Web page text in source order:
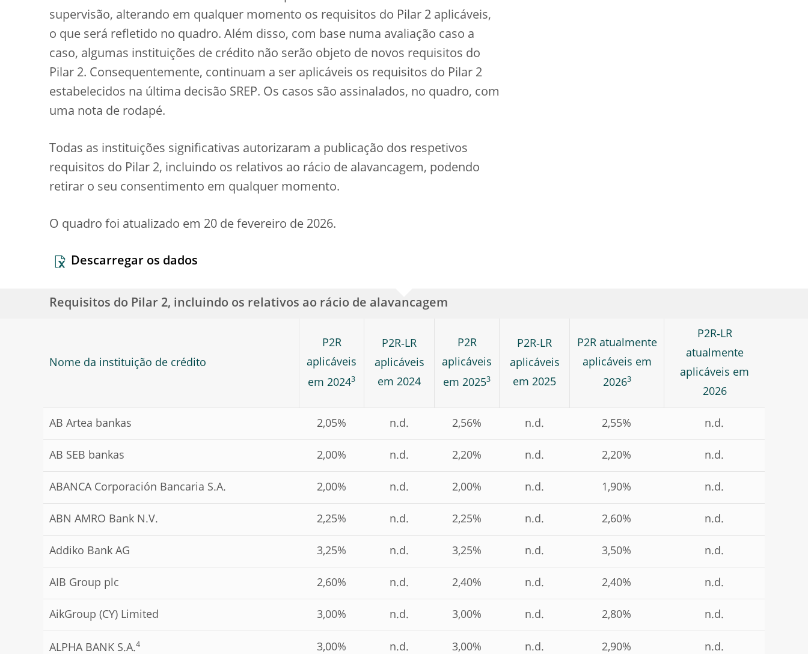
supervisão, alterando em qualquer momento os requisitos do Pilar 2 aplicáveis,
o que será refletido no quadro. Além disso, com base numa avaliação caso a
caso, algumas instituições de crédito não serão objeto de novos requisitos do
Pilar 2. Consequentemente, continuam a ser aplicáveis os requisitos do Pilar 2
estabelecidos na última decisão SREP. Os casos são assinalados, no quadro, com
uma nota de rodapé.
Todas as instituições significativas autorizaram a publicação dos respetivos
requisitos do Pilar 2, incluindo os relativos ao rácio de alavancagem, podendo
retirar o seu consentimento em qualquer momento.
O quadro foi atualizado em 20 de fevereiro de 2026.
Descarregar os dados
Requisitos do Pilar 2, incluindo os relativos ao rácio de alavancagem
Nome da instituição de crédito
P2R
aplicáveis
em 20243
P2R‑LR
aplicáveis
em 2024
P2R
aplicáveis
em 20253
P2R‑LR
aplicáveis
em 2025
P2R atualmente
aplicáveis em
20263
P2R‑LR
atualmente
aplicáveis em
2026
AB Artea bankas 2,05% n.d. 2,56% n.d. 2,55% n.d.
AB SEB bankas 2,00% n.d. 2,20% n.d. 2,20% n.d.
ABANCA Corporación Bancaria S.A. 2,00% n.d. 2,00% n.d. 1,90% n.d.
ABN AMRO Bank N.V. 2,25% n.d. 2,25% n.d. 2,60% n.d.
Addiko Bank AG 3,25% n.d. 3,25% n.d. 3,50% n.d.
AIB Group plc 2,60% n.d. 2,40% n.d. 2,40% n.d.
AikGroup (CY) Limited 3,00% n.d. 3,00% n.d. 2,80% n.d.
ALPHA BANK S.A.4 3,00% n.d. 3,00% n.d. 2,90% n.d.